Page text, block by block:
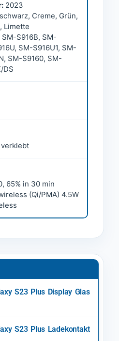
2023
Creme, Grün,
Limette
SM-S916B, SM-
SM-S916U1, SM-
SM-S9160, SM-
DS
65% in 30 min
(Qi/PMA) 4.5W
S23 Plus Display Glas
S23 Plus Ladekontakt